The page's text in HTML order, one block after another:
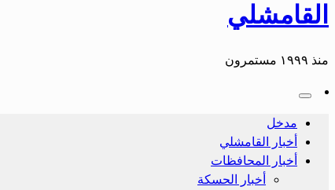
القامشلي
منذ ١٩٩٩ مستمرون
مدخل
أخبار القامشلي
أخبار المحافظات
أخبار الحسكة